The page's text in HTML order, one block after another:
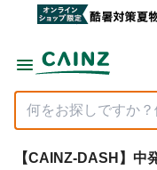
【CAINZ-DASH】中